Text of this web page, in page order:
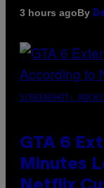
3 hours agoBy
SCREENSHOT:
GTA 6
Minutes